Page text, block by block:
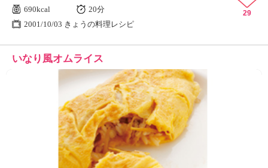
690kcal
20分
2001/10/03 きょうの料理レシピ
29
いなり風オムライス